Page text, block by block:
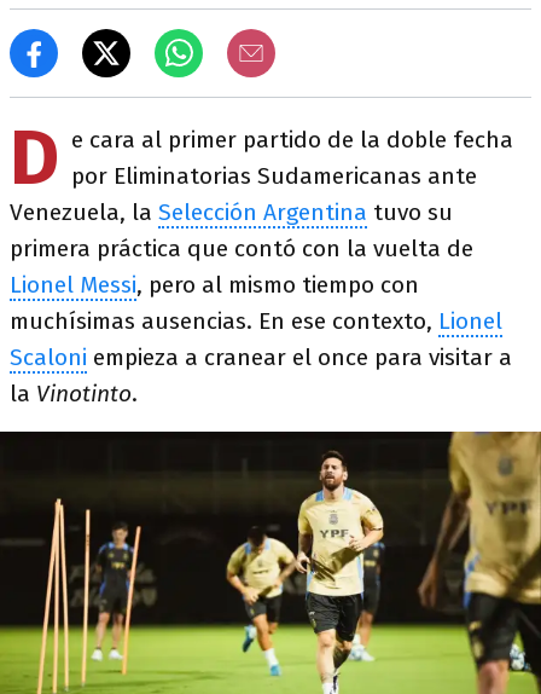
D e cara al primer partido de la doble fecha
por Eliminatorias Sudamericanas ante
Venezuela, la Selección Argentina tuvo su
primera práctica que contó con la vuelta de
Lionel Messi, pero al mismo tiempo con
muchísimas ausencias. En ese contexto, Lionel
Scaloni empieza a cranear el once para visitar a
la Vinotinto.